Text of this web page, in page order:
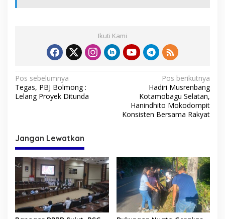
Ikuti Kami
N
a
g
a
s
i
p
o
Pos sebelumnya
Tegas, PBJ Bolmong :
Lelang Proyek Ditunda
Pos berikutnya
Hadiri Musrenbang
Kotamobagu Selatan,
Hanindhito Mokodompit
Konsisten Bersama Rakyat
Jangan Lewatkan